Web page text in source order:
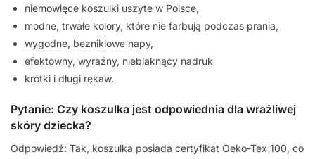
niemowlęce koszulki uszyte w Polsce,
modne, trwałe kolory, które nie farbują podczas prania,
wygodne, bezniklowe napy,
efektowny, wyraźny, nieblaknący nadruk
krótki i długi rękaw.
Pytanie: Czy koszulka jest odpowiednia dla wrażliwej
skóry dziecka?
Odpowiedź: Tak, koszulka posiada certyfikat Oeko-Tex 100, co